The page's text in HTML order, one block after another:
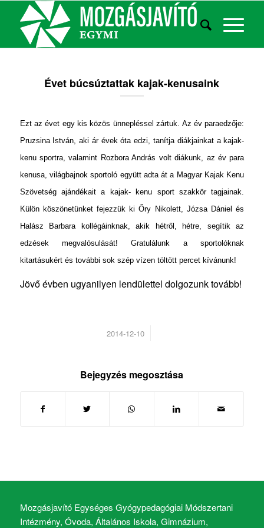
Évet búcsúztattak kajak-kenusaink
Ezt az évet egy kis közös ünnepléssel zártuk. Az év paraedzője:
Pruzsina István, aki ár évek óta edzi, tanítja diákjainkat a kajak-
kenu sportra, valamint Rozbora András volt diákunk, az év para
kenusa, világbajnok sportoló együtt adta át a Magyar Kajak Kenu
Szövetség ajándékait a kajak- kenu sport szakkör tagjainak.
Külön köszönetünket fejezzük ki Őry Nikolett, Józsa Dániel és
Halász Barbara kollégáinknak, akik hétről, hétre, segítik az
edzések megvalósulását! Gratulálunk a sportolóknak
kitartásukért és további sok szép vízen töltött percet kívánunk!
Jövő évben ugyanilyen lendülettel dolgozunk tovább!
2014-12-10
/
Bejegyzés megosztása
Mozgásjavító Egységes Gyógypedagógiai Módszertani
Intézmény, Óvoda, Általános Iskola, Gimnázium,